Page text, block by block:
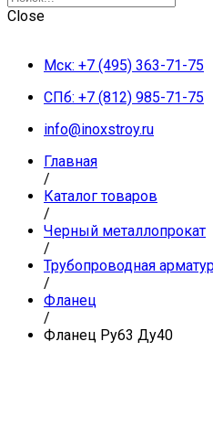
Close
Мск: +7 (495) 363-71-75
СПб: +7 (812) 985-71-75
info@inoxstroy.ru
Главная
/
Каталог товаров
/
Черный металлопрокат
/
Трубопроводная
/
Фланец
/
Фланец Ру63 Ду40